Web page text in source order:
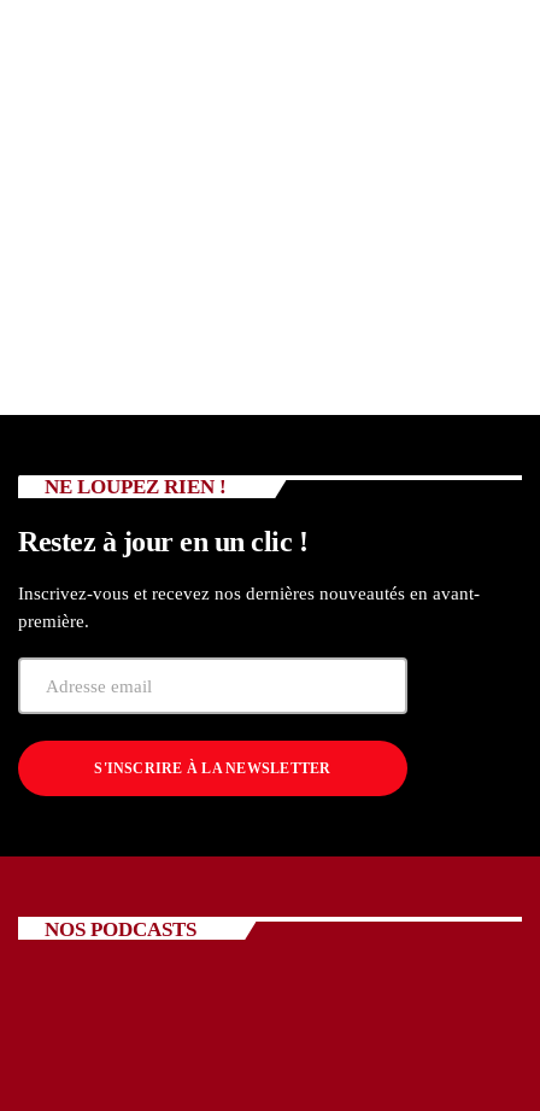
NE LOUPEZ RIEN !
Restez à jour en un clic !
Inscrivez-vous et recevez nos dernières nouveautés en avant-
première.
S'INSCRIRE À LA NEWSLETTER
NOS PODCASTS